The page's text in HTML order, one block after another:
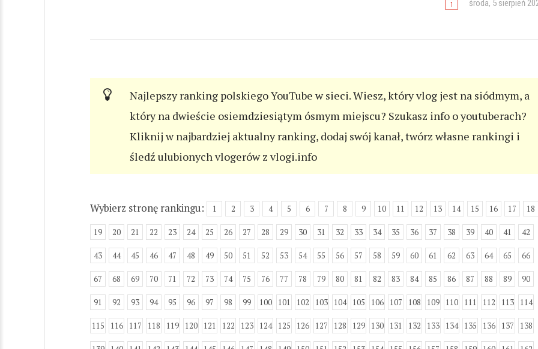
środa, 5 sierpień
Najlepszy ranking polskiego YouTube w sieci. Wiesz, który vlog jest na siódmym, a
który na dwieście osiemdziesiątym ósmym miejscu? Szukasz info o youtuberach?
Kliknij w najbardziej aktualny ranking, dodaj swój kanał, twórz własne rankingi i
śledź ulubionych vlogerów z vlogi.info
Wybierz stronę rankingu: 1 2 3 4 5 6 7 8 9 10 11 12 13 14 15 16 17 18
19 20 21 22 23 24 25 26 27 28 29 30 31 32 33 34 35 36 37 38 39 40 41 42
43 44 45 46 47 48 49 50 51 52 53 54 55 56 57 58 59 60 61 62 63 64 65 66
67 68 69 70 71 72 73 74 75 76 77 78 79 80 81 82 83 84 85 86 87 88 89 90
91 92 93 94 95 96 97 98 99 100 101 102 103 104 105 106 107 108 109 110 111 112 113 114
115 116 117 118 119 120 121 122 123 124 125 126 127 128 129 130 131 132 133 134 135 136 137 138